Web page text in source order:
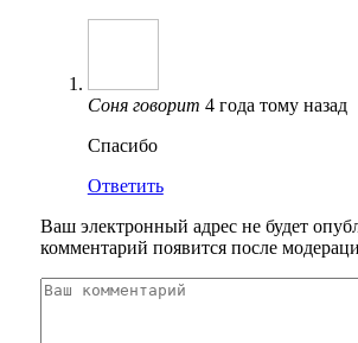
Соня говорит 4 года тому назад
Спасибо
Ответить
Ваш электронный адрес не будет
комментарий появится после